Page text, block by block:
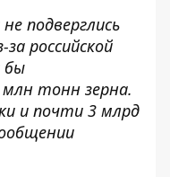
подверглись
российской
бы
тонн зерна.
и почти 3 млрд